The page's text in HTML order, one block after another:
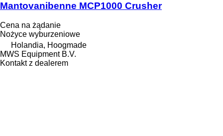
Mantovanibenne MCP1000 Crusher
Cena na żądanie
Nożyce wyburzeniowe
Holandia, Hoogmade
MWS Equipment B.V.
Kontakt z dealerem